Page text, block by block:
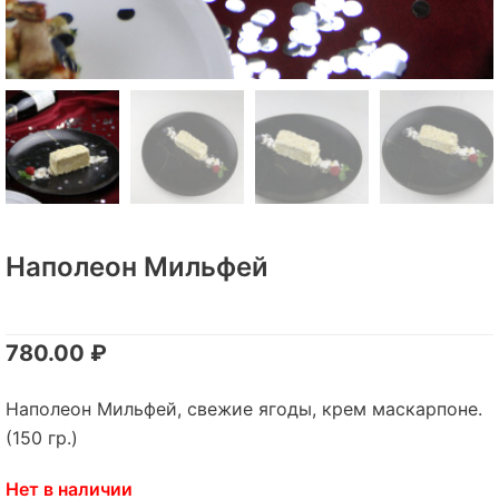
Наполеон Мильфей
780.00 ₽
Наполеон Мильфей, свежие ягоды, крем маскарпоне.
(150 гр.)
Нет в наличии